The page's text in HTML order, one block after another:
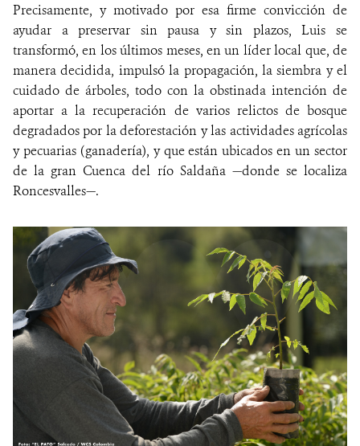
Precisamente, y motivado por esa firme convicción de
ayudar a preservar sin pausa y sin plazos, Luis se
transformó,en los últimos meses,en un líder local que, de
manera decidida, impulsó la propagación, la siembra y el
cuidado de árboles, todo con la obstinada intención de
aportar a la recuperación de varios relictos de bosque
degradados por la deforestación y las actividades agrícolas
y pecuarias (ganadería), y que estánubicados en un sector
de la gran Cuenca del río Saldaña —donde se localiza
Roncesvalles—.